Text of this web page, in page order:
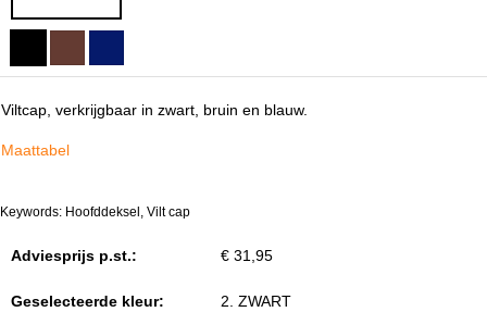
Viltcap, verkrijgbaar in zwart, bruin en blauw.
Maattabel
Keywords: Hoofddeksel, Vilt cap
Adviesprijs p.st.: € 31,95
Geselecteerde kleur: 2. ZWART